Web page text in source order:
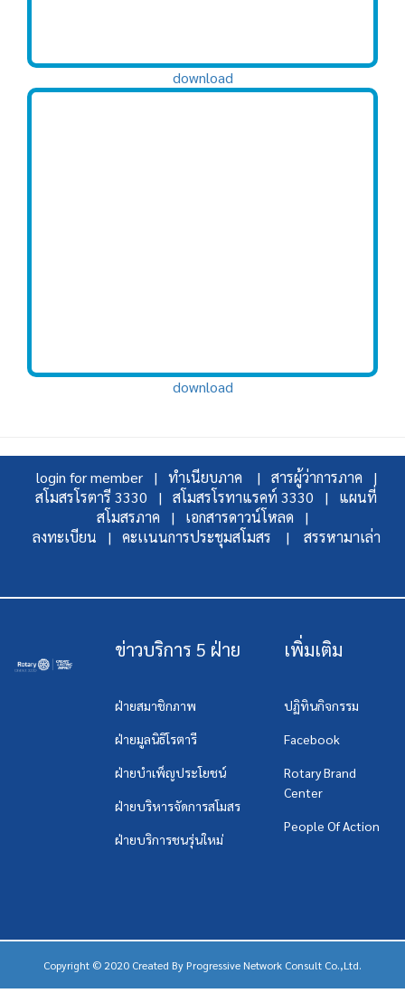
download
download
login for member | ทำเนียบภาค |
สารผู้ว่าการภาค |
สโมสรโรตารี 3330 |
สโมสรโรทาแรคท์ 3330 |
แผนที่
สโมสรภาค |
เอกสารดาวน์โหลด |
ลงทะเบียน |
คะเเนนการประชุมสโมสร | สรรหามาเล่า
ข่าวบริการ 5 ฝ่าย
ฝ่ายสมาชิกภาพ
ฝ่ายมูลนิธิโรตารี
ฝ่ายบำเพ็ญประโยชน์
ฝ่ายบริหารจัดการสโมสร
ฝ่ายบริการชนรุ่นใหม่
เพิ่มเติม
ปฏิทินกิจกรรม
Facebook
Rotary Brand
Center
People Of Action
Copyright © 2020 Created By Progressive Network Consult Co.,Ltd.